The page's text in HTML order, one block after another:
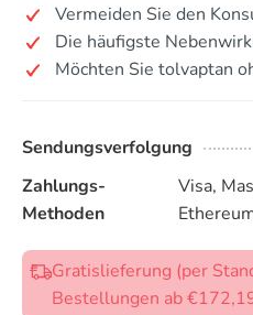
Vermeiden Sie den
Die häufigste
Möchten Sie tolvaptan
Sendungsverfolgung
Zahlungs-
Methoden
Visa,
Gratislieferung (per
Bestellungen ab